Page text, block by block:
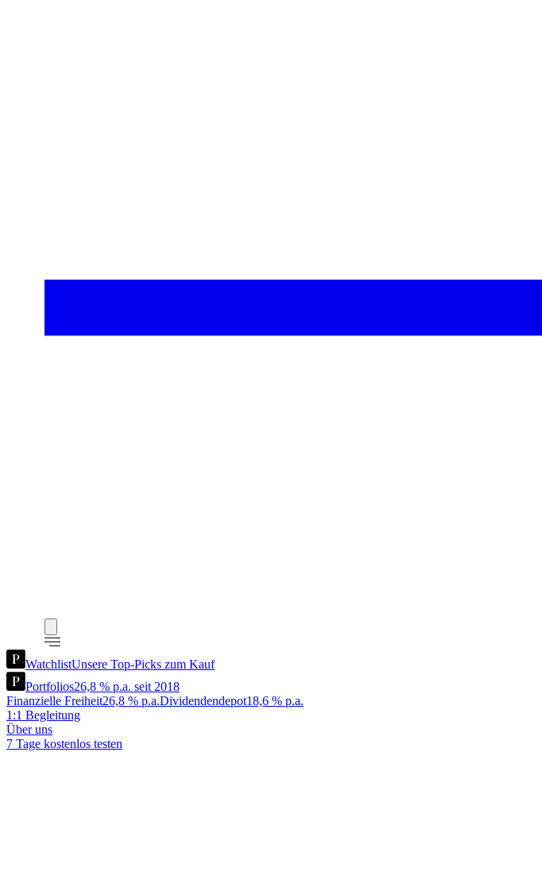
WatchlistUnsere Top-Picks zum Kauf
Portfolios26,8 % p.a. seit 2018
Finanzielle Freiheit26,8 % p.a.Dividendendepot18,6 % p.a.
1:1 Begleitung
Über uns
7 Tage kostenlos testen